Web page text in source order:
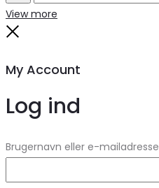
Search
View more
My Account
Log ind
Brugernavn eller e-mailadresse